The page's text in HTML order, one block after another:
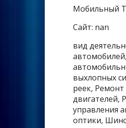
Мобильный
Сайт: nan
вид
выхлопных
реек,
двигателей,
управления
оптики,